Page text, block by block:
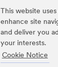
This website
enhance site
and deliver you
your interests.
Cookie Notice